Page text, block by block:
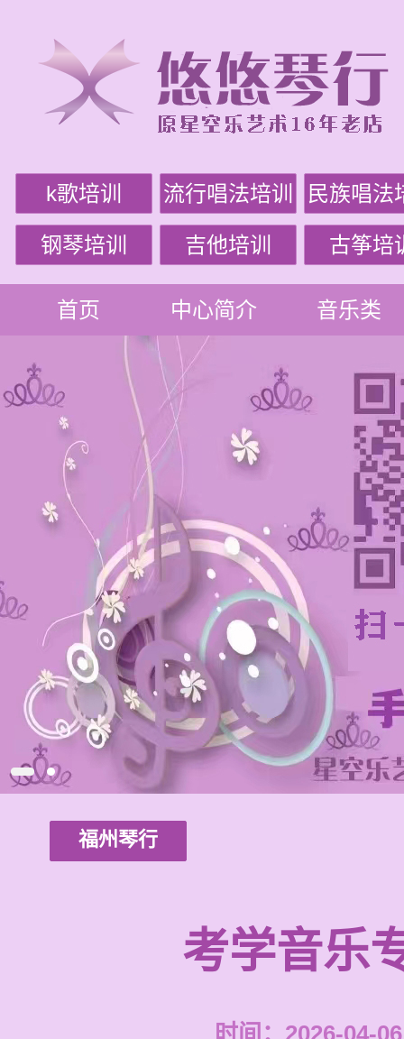
k歌培训 流行唱法培训 民族唱法
钢琴培训 吉他培训 古筝培
首页 中心简介 音乐类
福州琴行
考学音乐
时间：2026-04-